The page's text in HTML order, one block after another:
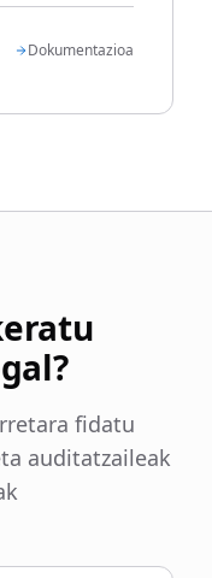
Dokumentazioa
fidatu
auditatzaileak